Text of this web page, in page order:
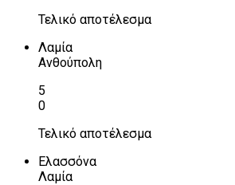
Τελικό αποτέλεσμα
Λαμία
Ανθούπολη
5
0
Τελικό αποτέλεσμα
Ελασσόνα
Λαμία